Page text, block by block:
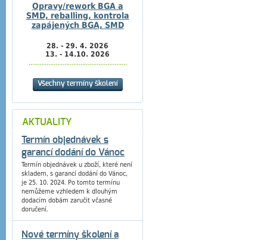
Opravy/rework BGA a
SMD, reballing, kontrola
zapájených BGA, SMD
28. - 29. 4. 2026
13. - 14.10. 2026
.......................................................
Všechny termíny školení
AKTUALITY
Termín objednávek s
garancí dodání do Vánoc
Termín objednávek u zboží, které není
skladem, s garancí dodání do Vánoc,
je 25. 10. 2024. Po tomto termínu
nemůžeme vzhledem k dlouhým
dodacím dobám zaručit včasné
doručení.
Nové termíny školení a